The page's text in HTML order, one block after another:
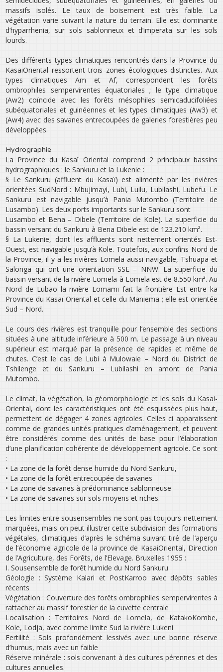
massifs isolés. Le taux de boisement est très faible. La
végétation varie suivant la nature du terrain. Elle est dominante
d’hyparrhenia, sur sols sablonneux et d’imperata sur les sols
lourds.
Des différents types climatiques rencontrés dans la Province du
Kasai­Oriental ressortent trois zones écologiques distinctes. Aux
types climatiques Am et Af, correspondent les forêts
ombrophiles sempervirentes équatoriales ; le type climatique
(Aw2) coïncide avec les forêts mésophiles semi­caducifoliées
subéquatoriales et guinéennes et les types climatiques (Aw3) et
(Aw4) avec des savanes entrecoupées de galeries forestières peu
développées.
Hydrographie
La Province du Kasaï Oriental comprend 2 principaux bassins
hydrographiques : le Sankuru et la Lukenie :
§ Le Sankuru (affluent du Kasaï) est alimenté par les rivières
orientées Sud­Nord : Mbujimayi, Lubi, Luilu, Lubilashi, Lubefu. Le
Sankuru est navigable jusqu’à Pania Mutombo (Territoire de
Lusambo). Les deux ports importants sur le Sankuru sont
Lusambo et Bena – Dibele (Territoire de Kole). La superficie du
bassin versant du Sankuru à Bena Dibele est de 123.210 km².
§ La Lukenie, dont les affluents sont nettement orientés Est­
Ouest, est navigable jusqu’à Kole. Toutefois, aux confins Nord de
la Province, il y a les rivières Lomela aussi navigable, Tshuapa et
Salonga qui ont une orientation SSE – NNW. La superficie du
bassin versant de la rivière Lomela à Lomela est de 8.550 km². Au
Nord de Lubao la rivière Lomami fait la frontière Est entre ka
Province du Kasaï Oriental et celle du Maniema ; elle est orientée
Sud – Nord.
Le cours des rivières est tranquille pour l’ensemble des sections
situées à une altitude inférieure à 500 m. Le passage à un niveau
supérieur est marqué par la présence de rapides et même de
chutes. C’est le cas de Lubi à Mulowaie – Nord du District de
Tshilenge et du Sankuru – Lubilashi en amont de Pania
Mutombo.
Le climat, la végétation, la géomorphologie et les sols du Kasai­
Oriental, dont les caractéristiques ont été esquissées plus haut,
permettent de dégager 4 zones agricoles. Celles­ ci apparaissent
comme de grandes unités pratiques d’aménagement, et peuvent
être considérés comme des unités de base pour l’élaboration
d’une planification cohérente de développement agricole. Ce sont
:
• La zone de la forêt dense humide du Nord Sankuru,
• La zone de la forêt entrecoupée de savanes
• La zone de savanes à prédominance sablonneuse
• La zone de savanes sur sols moyens et riches.
Les limites entre sous­ensembles ne sont pas toujours nettement
marquées, mais on peut illustrer cette subdivision des formations
végétales, climatiques d’après le schéma suivant tiré de l’aperçu
de l’économie agricole de la province de Kasai­Oriental, Direction
de l’Agriculture, des Forêts, de l’Elevage. Bruxelles 1955 :
I. Sous­ensemble de forêt humide du Nord Sankuru
Géologie : Système Kalari et Post­Karroo avec dépôts sables
récents
Végétation : Couverture des forêts ombrophiles sempervirentes à
rattacher au massif forestier de la cuvette centrale
Localisation : Territoires Nord de Lomela, de Katako­Kombe,
Kole, Lodja, avec comme limite Sud la rivière Lukeni
Fertilité : Sols profondément lessivés avec une bonne réserve
d’humus, mais avec un faible
Réserve minérale : sols convenant à des cultures pérennes et des
cultures annuelles.